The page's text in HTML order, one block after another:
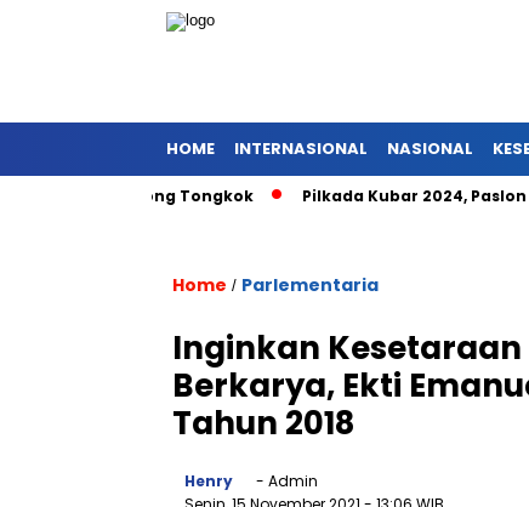
HOME INTERNASIONAL NASIONAL
Pniel Barong Tongkok Pilkada Kubar 2024, Paslon
Home / Parlementaria
Inginkan
Berkarya, Ekti
Tahun 2018
Henry
- Admin